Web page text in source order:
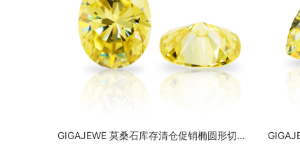
GIGAJEWE 莫桑石库存清仓促销椭圆形切割鲜艳黄色 VVS1 自然生长散装宝石用于珠宝制作